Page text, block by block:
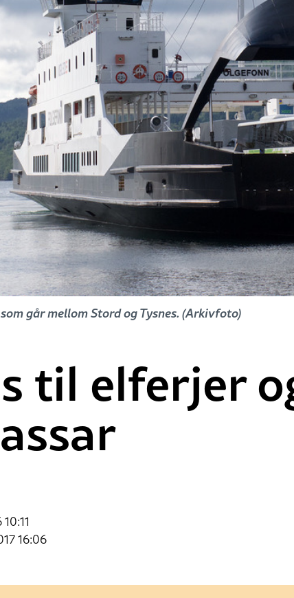
går mellom Stord og Tysnes. (Arkivfoto)
til elferjer
16:06